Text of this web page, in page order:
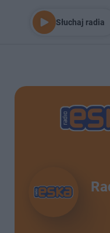
Słuchaj radia